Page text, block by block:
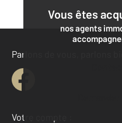
Vous êtes
nos agents
Parlons de vous, parlons
Votre compte :